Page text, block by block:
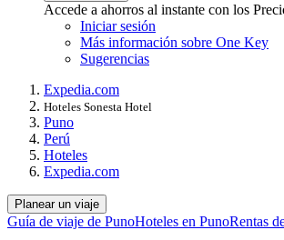
Accede a ahorros al instante con los
Iniciar sesión
Más información sobre One Key
Sugerencias
Expedia.com
Hoteles Sonesta Hotel
Puno
Perú
Hoteles
Expedia.com
Planear un viaje
Guía de viaje de PunoHoteles en PunoRentas